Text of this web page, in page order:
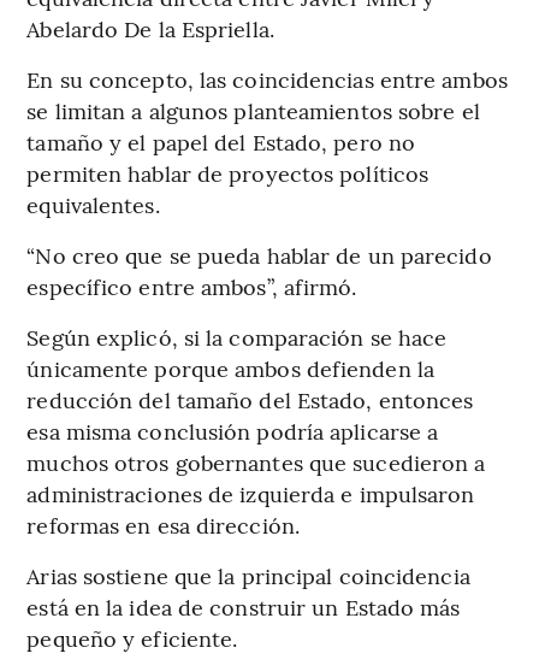
Abelardo De la Espriella.
En su concepto, las coincidencias entre ambos
se limitan a algunos planteamientos sobre el
tamaño y el papel del Estado, pero no
permiten hablar de proyectos políticos
equivalentes.
“No creo que se pueda hablar de un parecido
específico entre ambos”, afirmó.
Según explicó, si la comparación se hace
únicamente porque ambos defienden la
reducción del tamaño del Estado, entonces
esa misma conclusión podría aplicarse a
muchos otros gobernantes que sucedieron a
administraciones de izquierda e impulsaron
reformas en esa dirección.
Arias sostiene que la principal coincidencia
está en la idea de construir un Estado más
pequeño y eficiente.